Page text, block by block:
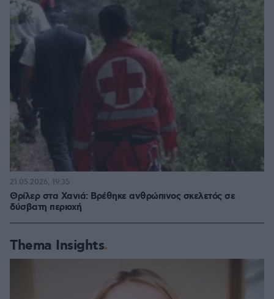
Θρίλερ στα Χανιά: Βρέθηκε ανθρώπινος σκελετός σε
δύσβατη περιοχή
21.05.2026, 19:35
Thema Insights